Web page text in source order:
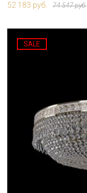
52 183 руб. 74 547 руб.
SALE